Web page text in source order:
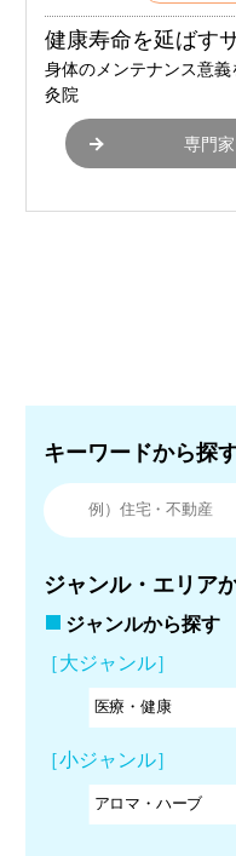
健康寿命を延ばす
身体のメンテナンス意
灸院
専門
キーワードから探
ジャンル・エリア
ジャンルから探す
［大ジャンル］
［小ジャンル］